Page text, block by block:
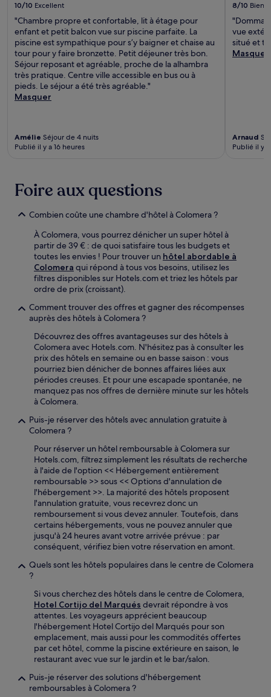
10/10 Excellent
"Chambre propre et confortable, lit à étage pour
enfant et petit balcon vue sur piscine parfaite. La
piscine est sympathique pour s’y baigner et chaise au
tour pour y faire bronzette. Petit déjeuner très bon.
Séjour reposant et agréable, proche de la alhambra
très pratique. Centre ville accessible en bus ou à
pieds. Le séjour a été très agréable."
Masquer
Amélie Séjour de 4 nuits
Publié il y a 16 heures
8/10 Bien
vue
situé et
Masquer
Arnaud
Publié il y
Foire aux questions
Combien coûte une chambre d'hôtel à Colomera ?
À Colomera, vous pourrez dénicher un super hôtel à
partir de 39 € : de quoi satisfaire tous les budgets et
toutes les envies ! Pour trouver un hôtel abordable à
Colomera qui répond à tous vos besoins, utilisez les
filtres disponibles sur Hotels.com et triez les hôtels par
ordre de prix (croissant).
Comment trouver des offres et gagner des récompenses
auprès des hôtels à Colomera ?
Découvrez des offres avantageuses sur des hôtels à
Colomera avec Hotels.com. N'hésitez pas à consulter les
prix des hôtels en semaine ou en basse saison : vous
pourriez bien dénicher de bonnes affaires liées aux
périodes creuses. Et pour une escapade spontanée, ne
manquez pas nos offres de dernière minute sur les hôtels
à Colomera.
Puis-je réserver des hôtels avec annulation gratuite à
Colomera ?
Pour réserver un hôtel remboursable à Colomera sur
Hotels.com, filtrez simplement les résultats de recherche
à l'aide de l'option << Hébergement entièrement
remboursable >> sous << Options d'annulation de
l'hébergement >>. La majorité des hôtels proposent
l'annulation gratuite, vous recevrez donc un
remboursement si vous devez annuler. Toutefois, dans
certains hébergements, vous ne pouvez annuler que
jusqu'à 24 heures avant votre arrivée prévue : par
conséquent, vérifiez bien votre réservation en amont.
Quels sont les hôtels populaires dans le centre de Colomera
?
Si vous cherchez des hôtels dans le centre de Colomera,
Hotel Cortijo del Marqués devrait répondre à vos
attentes. Les voyageurs apprécient beaucoup
l'hébergement Hotel Cortijo del Marqués pour son
emplacement, mais aussi pour les commodités offertes
par cet hôtel, comme la piscine extérieure en saison, le
restaurant avec vue sur le jardin et le bar/salon.
Puis-je réserver des solutions d'hébergement
remboursables à Colomera ?